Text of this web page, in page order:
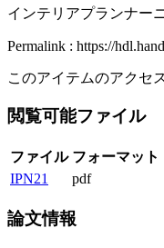
インテリアプランナー
Permalink : https://
このアイテムのアクセ
閲覧可能ファイル
ファイル フォーマット
IPN21
pdf
論文情報